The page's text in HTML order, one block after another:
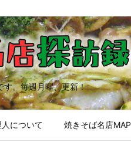
す。毎週月曜、更新！
について 焼きそば名店MAP